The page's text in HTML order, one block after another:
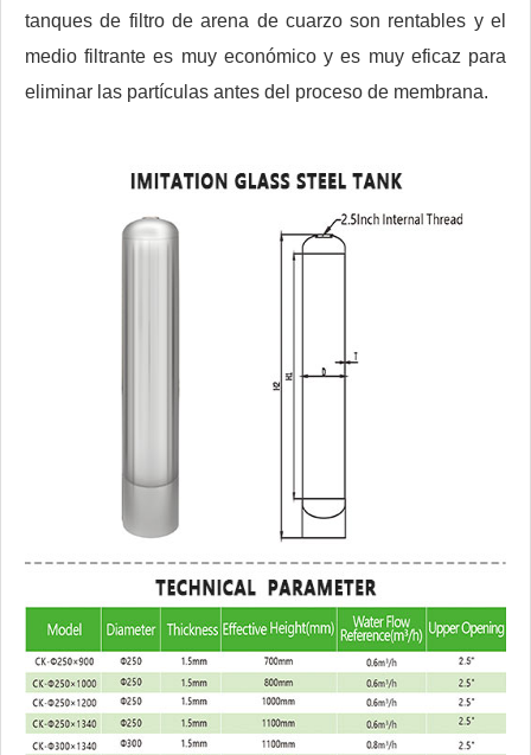
tanques de filtro de arena de cuarzo son rentables y el
medio filtrante es muy económico y es muy eficaz para
eliminar las partículas antes del proceso de membrana.